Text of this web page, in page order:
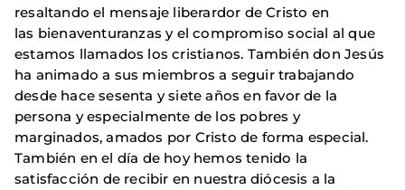
resaltando el mensaje liberardor de Cristo en
las bienaventuranzas y el compromiso social al que
estamos llamados los cristianos. También don Jesús
ha animado a sus miembros a seguir trabajando
desde hace sesenta y siete años en favor de la
persona y especialmente de los pobres y
marginados, amados por Cristo de forma especial.
También en el día de hoy hemos tenido la
satisfacción de recibir en nuestra diócesis a la